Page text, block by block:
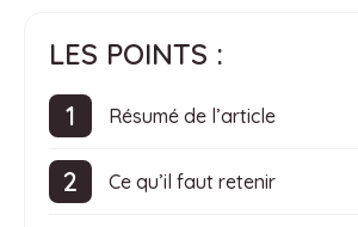
LES POINTS :
Résumé de l’article
Ce qu’il faut retenir